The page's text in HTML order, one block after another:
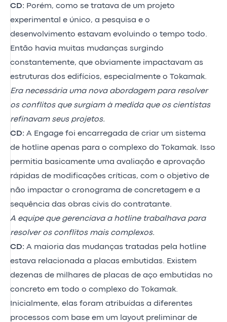
CD: Porém, como se tratava de um projeto
experimental e único, a pesquisa e o
desenvolvimento estavam evoluindo o tempo todo.
Então havia muitas mudanças surgindo
constantemente, que obviamente impactavam as
estruturas dos edifícios, especialmente o Tokamak.
Era necessária uma nova abordagem para resolver
os conflitos que surgiam à medida que os cientistas
refinavam seus projetos.
CD: A Engage foi encarregada de criar um sistema
de hotline apenas para o complexo do Tokamak. Isso
permitia basicamente uma avaliação e aprovação
rápidas de modificações críticas, com o objetivo de
não impactar o cronograma de concretagem e a
sequência das obras civis do contratante.
A equipe que gerenciava a hotline trabalhava para
resolver os conflitos mais complexos.
CD: A maioria das mudanças tratadas pela hotline
estava relacionada a placas embutidas. Existem
dezenas de milhares de placas de aço embutidas no
concreto em todo o complexo do Tokamak.
Inicialmente, elas foram atribuídas a diferentes
processos com base em um layout preliminar de